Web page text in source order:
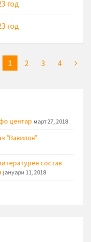
год
год
1 2 3 4
центар март 27, 2018
"Вавилон"
состав
јануари 11, 2018